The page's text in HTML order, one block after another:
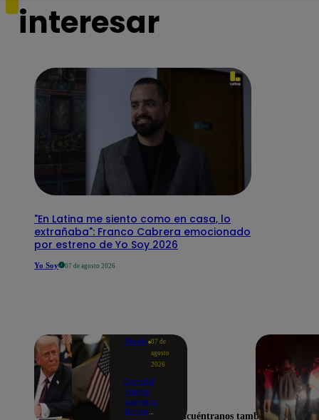
interesar
"En Latina me siento como en casa, lo
extrañaba": Franco Cabrera emocionado
por estreno de Yo Soy 2026
Yo Soy 07 de agosto 2026
Mundo 07 de
agosto
2026
Donald
Trump
vuelve a
firmar
Encuéntranos también en